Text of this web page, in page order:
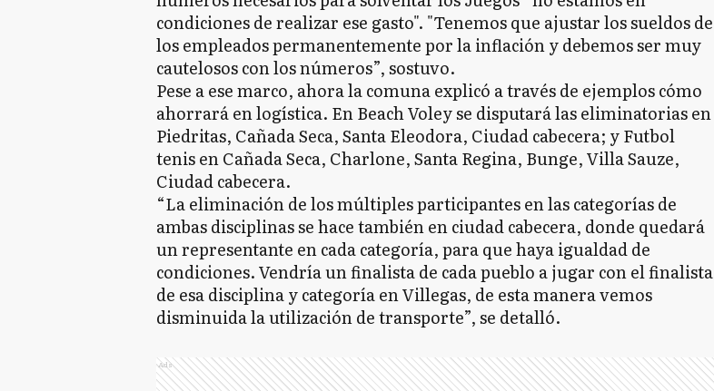
condiciones de realizar ese gasto". "Tenemos que ajustar los sueldos de
los empleados permanentemente por la inflación y debemos ser muy
cautelosos con los números”, sostuvo.
Pese a ese marco, ahora la comuna explicó a través de ejemplos cómo
ahorrará en logística. En Beach Voley se disputará las eliminatorias en
Piedritas, Cañada Seca, Santa Eleodora, Ciudad cabecera; y Futbol
tenis en Cañada Seca, Charlone, Santa Regina, Bunge, Villa Sauze,
Ciudad cabecera.
“La eliminación de los múltiples participantes en las categorías de
ambas disciplinas se hace también en ciudad cabecera, donde quedará
un representante en cada categoría, para que haya igualdad de
condiciones. Vendría un finalista de cada pueblo a jugar con el finalista
de esa disciplina y categoría en Villegas, de esta manera vemos
disminuida la utilización de transporte”, se detalló.
Ads